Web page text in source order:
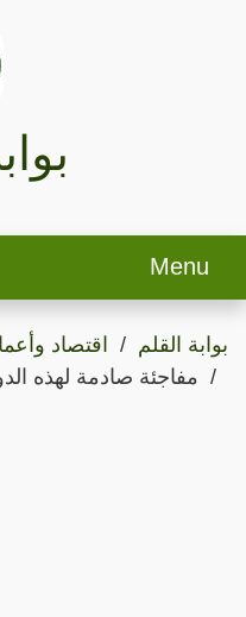
Menu
بوابة القلم
اقتصاد
مفاجئة صادمة لهذه